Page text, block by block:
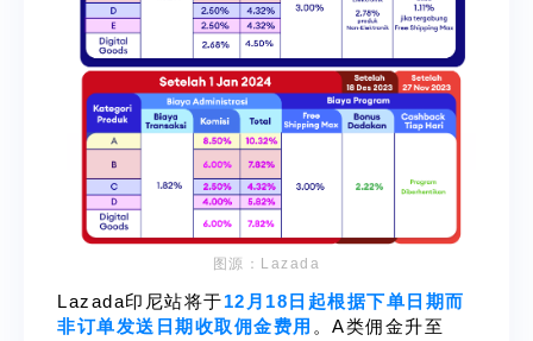
图源：Lazada
Lazada印尼站将于12月18日起根据下单日期而
非订单发送日期收取佣金费用 。A类佣金升至